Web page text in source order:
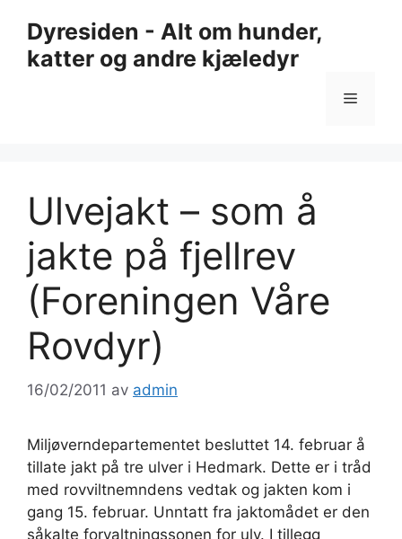
innhold
Dyresiden - Alt om hunder,
katter og andre kjæledyr
Meny
Ulvejakt – som å
jakte på fjellrev
(Foreningen Våre
Rovdyr)
16/02/2011 av admin
Miljøverndepartementet besluttet 14. februar å
tillate jakt på tre ulver i Hedmark. Dette er i tråd
med rovviltnemndens vedtak og jakten kom i
gang 15. februar. Unntatt fra jaktomådet er den
såkalte forvaltningssonen for ulv. I tillegg